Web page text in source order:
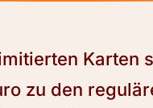
Karten
zu den